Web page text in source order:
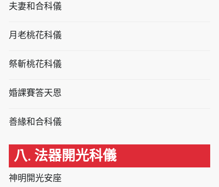
夫妻和合科儀
月老桃花科儀
祭斬桃花科儀
婚課賽答天恩
善緣和合科儀
八. 法器開光科儀
神明開光安座